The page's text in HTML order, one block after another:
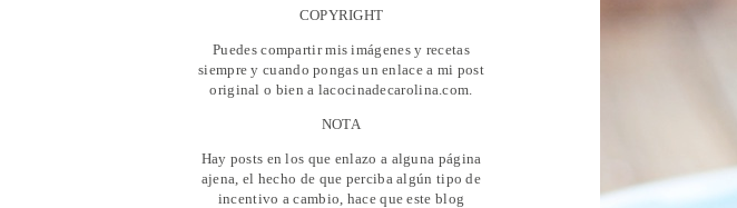
COPYRIGHT
Puedes compartir mis imágenes y recetas
siempre y cuando pongas un enlace a mi post
original o bien a lacocinadecarolina.com.
NOTA
Hay posts en los que enlazo a alguna página
ajena, el hecho de que perciba algún tipo de
incentivo a cambio, hace que este blog